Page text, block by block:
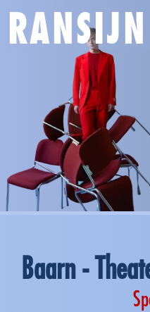
RANSIJN
Baarn -